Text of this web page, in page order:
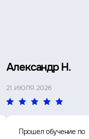
Александр Н.
21 ИЮЛЯ 2026
Прошел обучение по